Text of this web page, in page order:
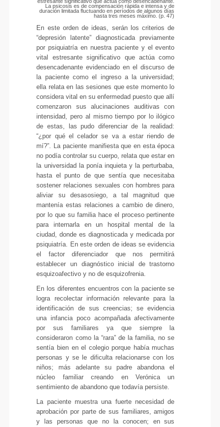
La psicosis es de compensación rápida e intensa y de
duración limitada fluctuando en períodos de algunos días
hasta tres meses máximo. (p. 47)
En este orden de ideas, serán los criterios de
“depresión latente” diagnosticada previamente
por psiquiatría en nuestra paciente y el evento
vital estresante significativo que actúa como
desencadenante evidenciado en el discurso de
la paciente como el ingreso a la universidad;
ella relata en las sesiones que este momento lo
considera vital en su enfermedad puesto que allí
comenzaron sus alucinaciones auditivas con
intensidad, pero al mismo tiempo por lo ilógico
de estas, las pudo diferenciar de la realidad:
“¿por qué el celador se va a estar riendo de
mí?”. La paciente manifiesta que en esta época
no podía controlar su cuerpo, relata que estar en
la universidad la ponía inquieta y la perturbaba,
hasta el punto de que sentía que necesitaba
sostener relaciones sexuales con hombres para
aliviar su desasosiego, a tal magnitud que
mantenía estas relaciones a cambio de dinero,
por lo que su familia hace el proceso pertinente
para internarla en un hospital mental de la
ciudad, donde es diagnosticada y medicada por
psiquiatría. En este orden de ideas se evidencia
el factor diferenciador que nos permitirá
establecer un diagnóstico inicial de trastorno
esquizoafectivo y no de esquizofrenia.
En los diferentes encuentros con la paciente se
logra recolectar información relevante para la
identificación de sus creencias; se evidencia
una infancia poco acompañada afectivamente
por sus familiares ya que siempre la
consideraron como la “rara” de la familia, no se
sentía bien en el colegio porque había muchas
personas y se le dificulta relacionarse con los
niños; más adelante su padre abandona el
núcleo familiar creando en Verónica un
sentimiento de abandono que todavía persiste.
La paciente muestra una fuerte necesidad de
aprobación por parte de sus familiares, amigos
y las personas que no la conocen; en sus